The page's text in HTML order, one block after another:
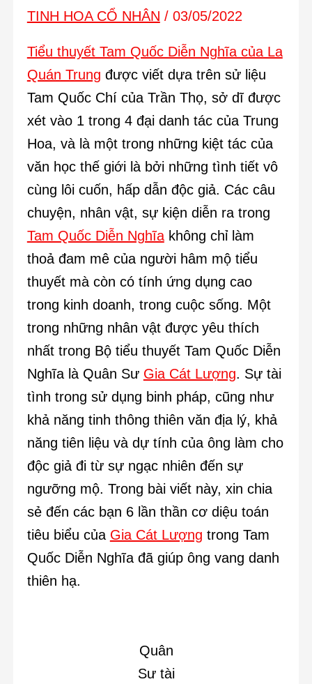
TINH HOA CỔ NHÂN / 03/05/2022
Tiểu thuyết Tam Quốc Diễn Nghĩa của La
Quán Trung được viết dựa trên sử liệu
Tam Quốc Chí của Trần Thọ, sở dĩ được
xét vào 1 trong 4 đại danh tác của Trung
Hoa, và là một trong những kiệt tác của
văn học thế giới là bởi những tình tiết vô
cùng lôi cuốn, hấp dẫn độc giả. Các câu
chuyện, nhân vật, sự kiện diễn ra trong
Tam Quốc Diễn Nghĩakhông chỉ làm
thoả đam mê của người hâm mộ tiểu
thuyết mà còn có tính ứng dụng cao
trong kinh doanh, trong cuộc sống. Một
trong những nhân vật được yêu thích
nhất trong Bộ tiểu thuyết Tam Quốc Diễn
Nghĩa là Quân Sư Gia Cát Lượng. Sự tài
tình trong sử dụng binh pháp, cũng như
khả năng tinh thông thiên văn địa lý, khả
năng tiên liệu và dự tính của ông làm cho
độc giả đi từ sự ngạc nhiên đến sự
ngưỡng mộ. Trong bài viết này, xin chia
sẻ đến các bạn 6 lần thần cơ diệu toán
tiêu biểu của Gia Cát Lượng trong Tam
Quốc Diễn Nghĩa đã giúp ông vang danh
thiên hạ.
Quân
Sư tài